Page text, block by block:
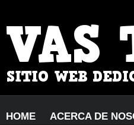
HOME ACERCA DE